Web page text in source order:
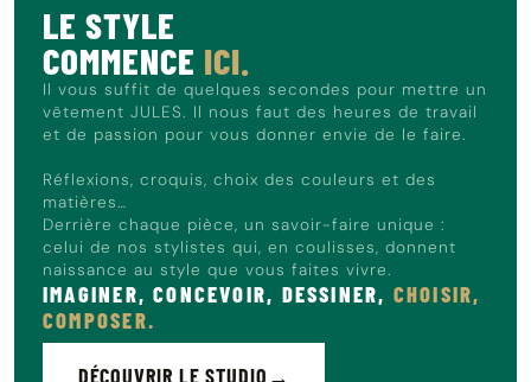
LE STYLE
COMMENCE ICI.
Il vous suffit de quelques secondes pour mettre un
vêtement JULES. Il nous faut des heures de travail
et de passion pour vous donner envie de le faire.
Réflexions, croquis, choix des couleurs et des
matières…
Derrière chaque pièce, un savoir-faire unique :
celui de nos stylistes qui, en coulisses, donnent
naissance au style que vous faites vivre.
IMAGINER, CONCEVOIR, DESSINER, CHOISIR,
COMPOSER.
DÉCOUVRIR LE STUDIO